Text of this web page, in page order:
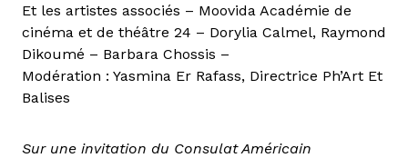
Et les artistes associés – Moovida Académie de
cinéma et de théâtre 24 – Dorylia Calmel, Raymond
Dikoumé – Barbara Chossis –
Modération : Yasmina Er Rafass, Directrice Ph’Art Et
Balises
Sur une invitation du Consulat Américain